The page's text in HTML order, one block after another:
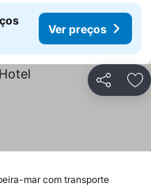
Ver preços
Partilhar
mar com transporte